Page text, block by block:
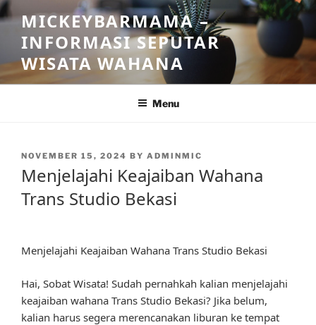
Skip
to
content
MICKEYBARMAMA –
INFORMASI SEPUTAR
WISATA WAHANA
Menu
POSTED
NOVEMBER 15, 2024 BY ADMINMIC
Menjelajahi Keajaiban Wahana
Trans Studio Bekasi
Menjelajahi Keajaiban Wahana Trans Studio Bekasi
Hai, Sobat Wisata! Sudah pernahkah kalian menjelajahi
keajaiban wahana Trans Studio Bekasi? Jika belum,
kalian harus segera merencanakan liburan ke tempat